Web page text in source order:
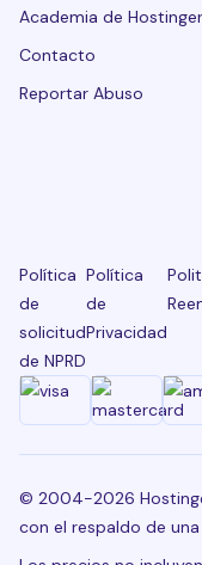
Academia de Hostinger
Contacto
Reportar Abuso
Política
de
solicitud
de NPRD
Política
de
Privacidad
© 2004-2026
con el respaldo de